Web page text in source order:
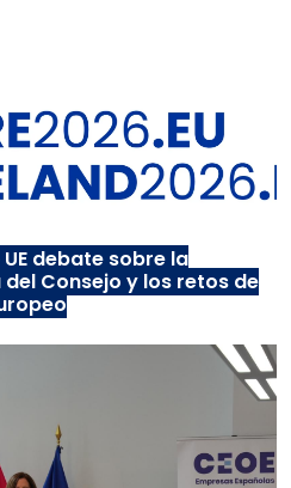
UE debate sobre la
Consejo y los retos de